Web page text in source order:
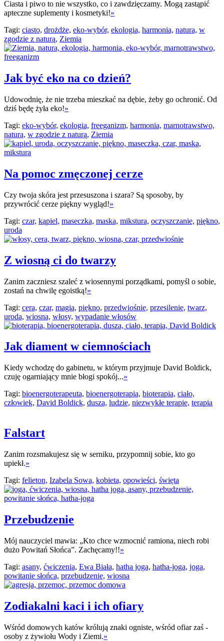
Ciasta i piwo to nie wszystko, co i zawdzięczamy. Mogą zastąpić
apteczne suplementy i kosmetyki!»
Tagi: ciasto, drożdże, eko-wybór, ekologia, harmonia, natura, w
zgodzie z naturą, Ziemia
Jak być eko na co dzień?
Udowodnię, że nie trzeba mieszkać na dębie, żeby go ochronić. Od
dziś będę żyła eko!»
Tagi: eko-wybór, ekologia, freeganizm, harmonia, marnotrawstwo,
natura, w zgodzie z naturą, Ziemia
Na pomoc zmęczonej cerze
Czy twoja skóra jest przesuszona i szara? Są sposoby, by
przywrócić cerze piękny wygląd!»
Tagi: czar, kąpiel, maseczka, maska, mikstura, oczyszczanie, piękno,
uroda
Z wiosną ci do twarzy
Zanim zaczniesz szaleć z wiosennymi porządkami, pomyśl o sobie,
zostań na chwilę egoistką!»
Tagi: cera, czar, magia, piękno, przedwiośnie, przesilenie, twarz,
uroda, wiosna, włosy, wypadanie włosów
Jak diament w ciemnościach
Kiedy wchodzę do gabinetu, w którym przyjmuje David Boldick,
czuję ogarniający mnie błogi spokój...»
Tagi: bioenergoterapeuta, bioenergoterapia, bioterapia, ciało,
człowiek, David Boldick, dusza, ludzie, niezwykłe terapie, terapia
Falstart
Zanim rozsmakujesz się w serniku, przypomnij sobie, kto go
upiekł.»
Tagi: felieton, Izabela Sowa, kobieta, opowieści, święta
Przebudzenie
Mój nauczyciel mawia: „Kto chce wzmocnić ramiona, niech robi
dużo Powitań Słońca”. Zachęcamy!!»
Tagi: asany, ćwiczenia, Ewa Biała, hatha joga, hatha-joga, joga,
powitanie słońca, przebudzenie, wiosna
Zodiakalni kaci i ich ofiary
Wśród domowych katów królują znaki ogniste, wśród ofiar zaś -
osoby z żywiołu Wody i Ziemi.»